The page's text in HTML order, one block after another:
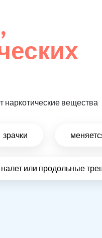
наркотические вещества
зрачки
налет или продольные